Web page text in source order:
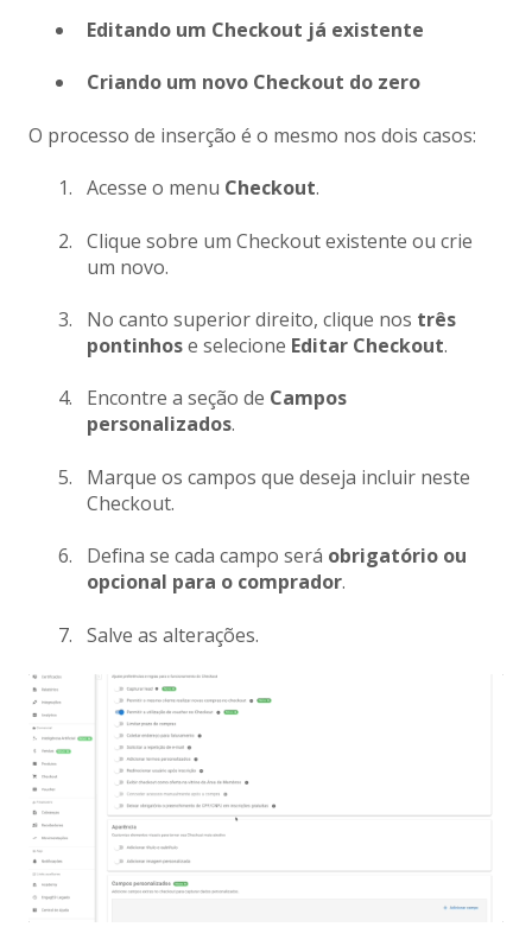
Editando um Checkout já existente
Criando um novo Checkout do zero
O processo de inserção é o mesmo nos dois casos:
Acesse o menu Checkout.
Clique sobre um Checkout existente ou crie
um novo.
No canto superior direito, clique nos três
pontinhose selecione Editar Checkout.
Encontre a seção de Campos
personalizados.
Marque os campos que deseja incluir neste
Checkout.
Defina se cada campo será obrigatório ou
opcional para o comprador.
Salve as alterações.